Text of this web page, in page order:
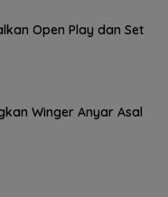
Open Play dan Set
Winger Anyar Asal